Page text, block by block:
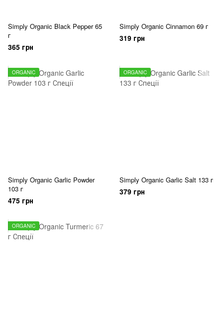
Simply Organic Black Pepper 65
г
365 грн
Simply Organic Cinnamon 69 г
319 грн
ORGANIC
Simply Organic Garlic Powder
103 г
475 грн
ORGANIC
Simply Organic Garlic Salt 133 г
379 грн
ORGANIC